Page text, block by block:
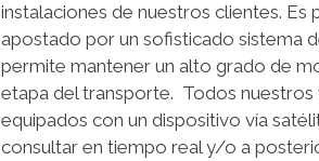
instalaciones de nuestros clientes. Es
apostado por un sofisticado sistema
permite mantener un alto grado de
etapa del transporte. Todos nuestros
equipados con un dispositivo vía
consultar en tiempo real y/o a